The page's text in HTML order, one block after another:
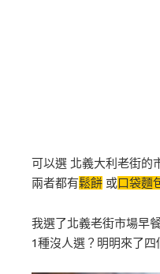
可以選 北義大利老街的
兩者都有鬆餅 或口袋麵
我選了北義老街市場早
1種沒人選？明明來了